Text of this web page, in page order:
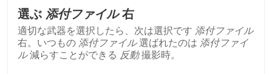
選ぶ 添付ファイル右
適切な武器を選択したら、次は選択です 添付ファイル
右。いつもの 添付ファイル選ばれたのは 添付ファイ
ル減らすことができる 反動撮影時。